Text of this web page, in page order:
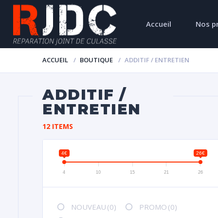
Accueil Nos
ACCUEIL BOUTIQUE ADDITIF / ENTRETIEN
ADDITIF /
ENTRETIEN
12 ITEMS
4€ 26€
4 10 15 21 26
NOUVEAU (0) PROMO (0)